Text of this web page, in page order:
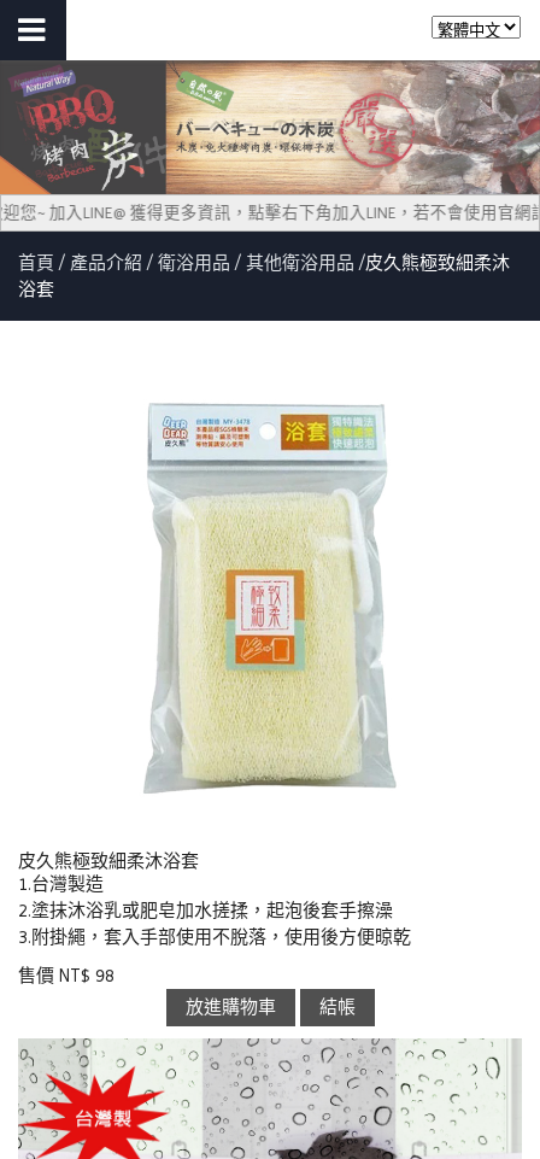
~ 加入LINE@ 獲得更多資訊，點擊右下角加入LINE，若不會使用官網訂
首頁 產品介紹 衛浴用品 其他衛浴用品
皮久熊極致細柔沐
浴套
皮久熊極致細柔沐浴套
1.台灣製造
2.塗抹沐浴乳或肥皂加水搓揉，起泡後套手擦澡
3.附掛繩，套入手部使用不脫落，使用後方便晾乾
售價 NT$ 98